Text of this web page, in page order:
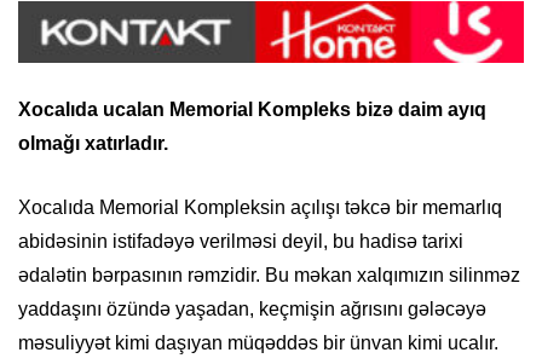
Xocalıda ucalan Memorial Kompleks bizə daim ayıq
olmağı xatırladır.
Xocalıda Memorial Kompleksin açılışı təkcə bir memarlıq
abidəsinin istifadəyə verilməsi deyil, bu hadisə tarixi
ədalətin bərpasının rəmzidir. Bu məkan xalqımızın silinməz
yaddaşını özündə yaşadan, keçmişin ağrısını gələcəyə
məsuliyyət kimi daşıyan müqəddəs bir ünvan kimi ucalır.